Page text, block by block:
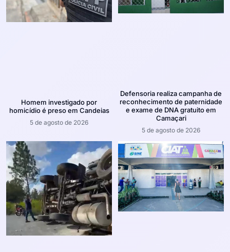
Homem investigado por
homicídio é preso em Candeias
5 de agosto de 2026
Defensoria realiza campanha de
reconhecimento de paternidade
e exame de DNA gratuito em
Camaçari
5 de agosto de 2026